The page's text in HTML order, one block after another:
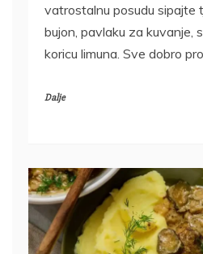
vatrostalnu posudu sipajte
bujon, pavlaku za kuvanje,
koricu limuna. Sve dobro
Dalje